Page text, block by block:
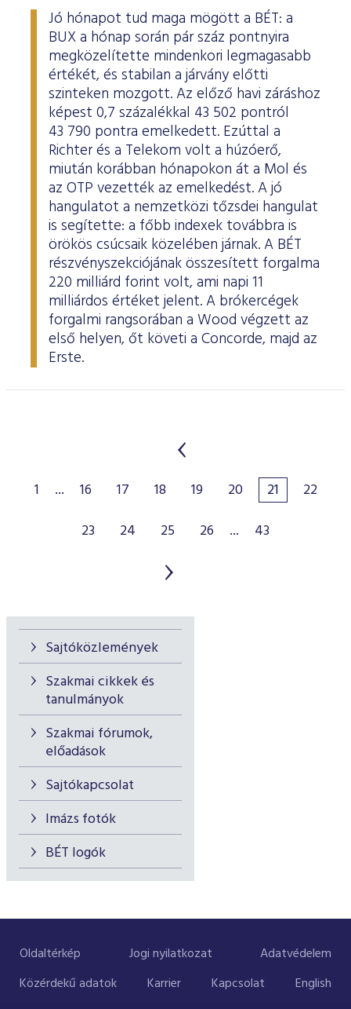
Sajtóközlemények
Szakmai cikkek és
tanulmányok
Szakmai fórumok,
előadások
Sajtókapcsolat
Imázs fotók
BÉT logók
Jó hónapot tud maga mögött a BÉT: a
BUX a hónap során pár száz pontnyira
megközelítette mindenkori legmagasabb
értékét, és stabilan a járvány előtti
szinteken mozgott. Az előző havi záráshoz
képest 0,7 százalékkal 43 502 pontról
43 790 pontra emelkedett. Ezúttal a
Richter és a Telekom volt a húzóerő,
miután korábban hónapokon át a Mol és
az OTP vezették az emelkedést. A jó
hangulatot a nemzetközi tőzsdei hangulat
is segítette: a főbb indexek továbbra is
örökös csúcsaik közelében járnak. A BÉT
részvényszekciójának összesített forgalma
220 milliárd forint volt, ami napi 11
milliárdos értéket jelent. A brókercégek
forgalmi rangsorában a Wood végzett az
első helyen, őt követi a Concorde, majd az
Erste.
1 ... 16 17 18 19 20 21
22
23
24 25 26 ... 43
Oldaltérkép Jogi nyilatkozat
Adatvédelem
Közérdekű adatok
Karrier Kapcsolat English